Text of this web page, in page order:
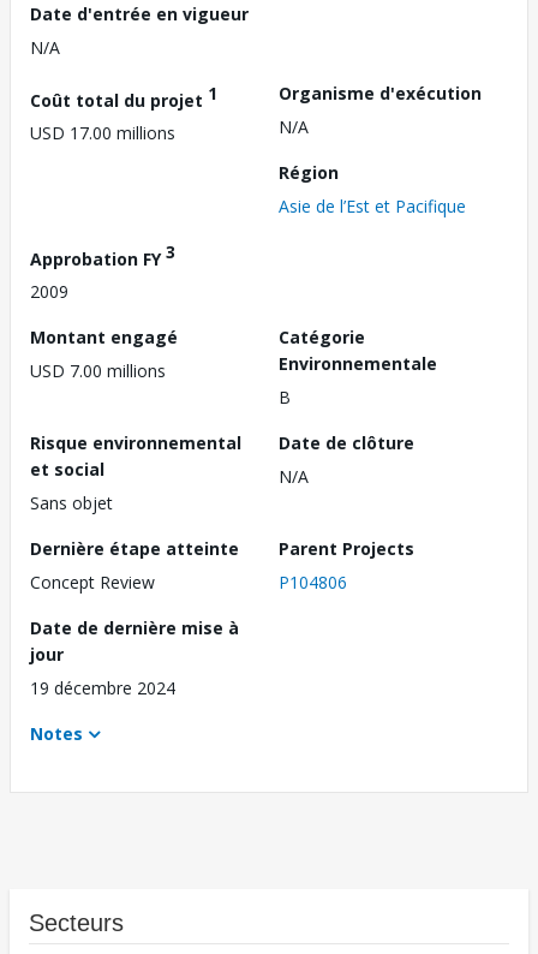
Date d'entrée en vigueur
N/A
Coût total du projet 1
USD 17.00 millions
Organisme d'exécution
N/A
Région
Asie de l’Est et Pacifique
Approbation FY3
2009
Montant engagé
USD 7.00 millions
Catégorie
Environnementale
B
Risque environnemental
et social
Sans objet
Date de clôture
N/A
Dernière étape atteinte
Concept Review
Parent Projects
P104806
Date de dernière mise à
jour
19 décembre 2024
Notes
Secteurs